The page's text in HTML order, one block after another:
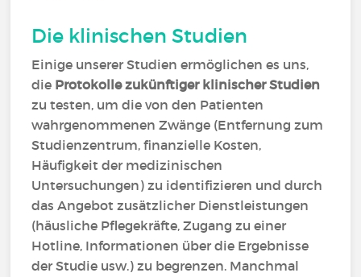
Die klinischen Studien
Einige unserer Studien ermöglichen es uns,
die Protokolle zukünftiger klinischer Studien
zu testen, um die von den Patienten
wahrgenommenen Zwänge (Entfernung zum
Studienzentrum, finanzielle Kosten,
Häufigkeit der medizinischen
Untersuchungen) zu identifizieren und durch
das Angebot zusätzlicher Dienstleistungen
(häusliche Pflegekräfte, Zugang zu einer
Hotline, Informationen über die Ergebnisse
der Studie usw.) zu begrenzen. Manchmal